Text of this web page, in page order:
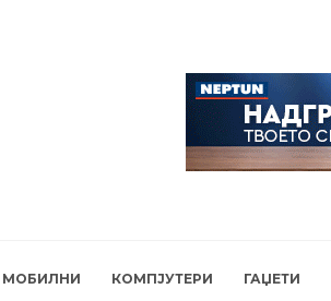
МОБИЛНИ КОМПЈУТЕРИ ГАЏЕТИ